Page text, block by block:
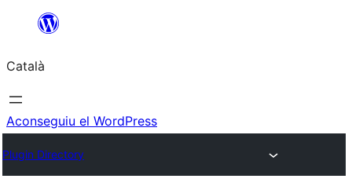
contingut
Català
Aconseguiu el WordPress
Plugin Directory